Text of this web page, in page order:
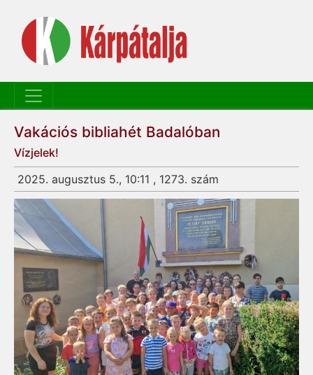
Vakációs bibliahét Badalóban
Vízjelek!
2025. augusztus 5., 10:11 , 1273. szám